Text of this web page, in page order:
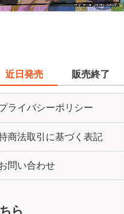
近日発売 販売終了
ライバシーポリシー
商法取引に基づく表記
問い合わせ
ら